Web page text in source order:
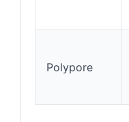
Polypore